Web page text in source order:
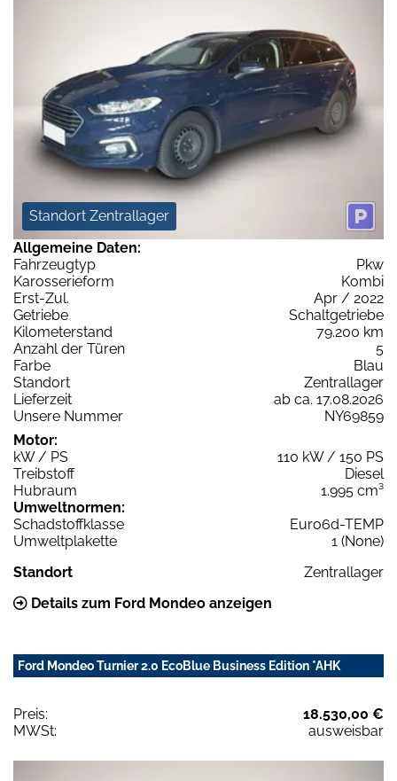
Standort Zentrallager
Allgemeine Daten:
Fahrzeugtyp
Pkw
Karosserieform
Kombi
Erst-Zul.
Apr / 2022
Getriebe
Schaltgetriebe
Kilometerstand
79.200 km
Anzahl der Türen
5
Farbe
Blau
Standort
Zentrallager
Lieferzeit
ab ca. 17.08.2026
Unsere Nummer
NY69859
Motor:
kW / PS
110 kW / 150 PS
Treibstoff
Diesel
Hubraum
1.995 cm³
Umweltnormen:
Schadstoffklasse
Euro6d-TEMP
Umweltplakette
1 (None)
Standort
Zentrallager
Details zum Ford Mondeo anzeigen
Ford Mondeo Turnier 2.0 EcoBlue Business Edition *AHK
Preis:
18.530,00 €
MWSt:
ausweisbar